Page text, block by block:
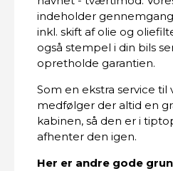
indeholder
inkl. skift af olie og
også stempel i din bils
opretholde garantien.
Som en ekstra service til
medfølger der altid en
kabinen, så den er i
afhenter den igen.
Her er andre gode